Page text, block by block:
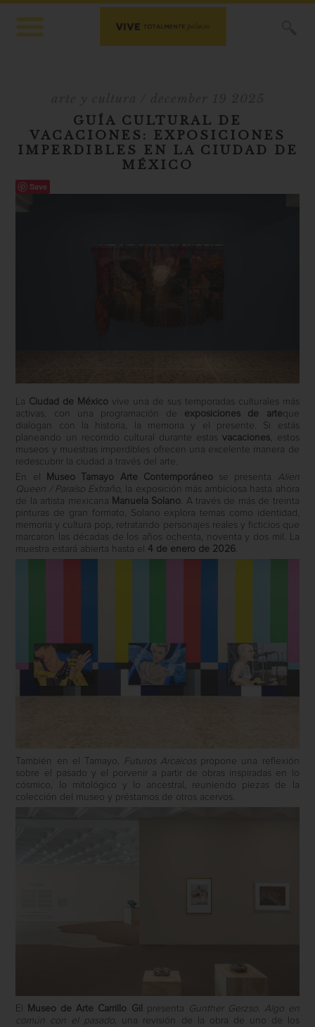
GUÍA CULTURAL DE
VACACIONES: EXPOSICIONES
IMPERDIBLES EN LA CIUDAD DE
MÉXICO
Save
La Ciudad de México vive una de sus temporadas culturales más
activas, con una programación de exposiciones de arteque
dialogan con la historia, la memoria y el presente. Si estás
planeando un recorrido cultural durante estasvacaciones, estos
museos y muestras imperdibles ofrecen una excelente manera de
redescubrir la ciudad a través del arte.
En el
Museo Tamayo Arte Contemporáneose presenta Alien
Queen / Paraíso Extraño, la exposición más ambiciosa hasta ahora
de la artista mexicana Manuela Solano. A través de más de treinta
pinturas de gran formato, Solano explora temas como identidad,
memoria y cultura pop, retratando personajes reales y ficticios que
marcaron las décadas de los años ochenta, noventa y dos mil. La
muestra estará abierta hasta el 4 de enero de 2026.
También en el Tamayo, Futuros Arcaicos propone una reflexión
sobre el pasado y el porvenir a partir de obras inspiradas en lo
cósmico, lo mitológico y lo ancestral, reuniendo piezas de la
colección del museo y préstamos de otros acervos.
El Museo de Arte Carrillo Gil presenta
Gunther Gerzso. Algo en
común con el pasado, una revisión de la obra de uno de los